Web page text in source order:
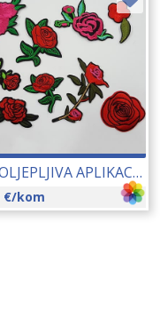
SAMOLJEPLJIVA APLIKACIJA RUŽA 17258
€/kom